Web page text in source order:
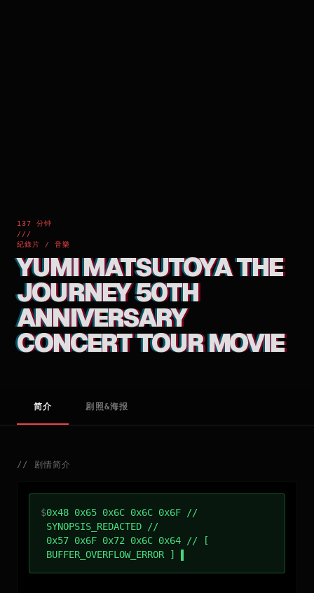
137 分钟
///
紀錄片 / 音樂
YUMI MATSUTOYA THE
JOURNEY 50TH
ANNIVERSARY
CONCERT TOUR MOVIE
简介 剧照&海报
// 剧情简介
$0x48 0x65 0x6C 0x6C 0x6F //
SYNOPSIS_REDACTED //
0x57 0x6F 0x72 0x6C 0x64 // [
BUFFER_OVERFLOW_ERROR ]